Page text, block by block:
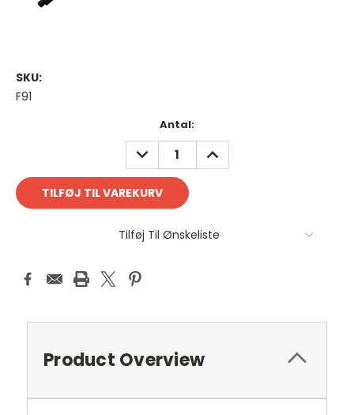
SKU:
F91
Antal:
REDUCER
ANTAL:
FORØG
ANTAL:
Tilføj Til Ønskeliste
Product Overview